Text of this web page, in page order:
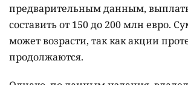
предварительным данным,
составить от 150 до 200 млн евро.
может возрасти, так как акции
продолжаются.